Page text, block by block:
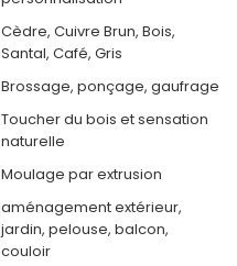
Cèdre, Cuivre Brun, Bois,
Santal, Café, Gris
Brossage, ponçage, gaufrage
Toucher du bois et sensation
naturelle
Moulage par extrusion
aménagement extérieur,
jardin, pelouse, balcon,
couloir